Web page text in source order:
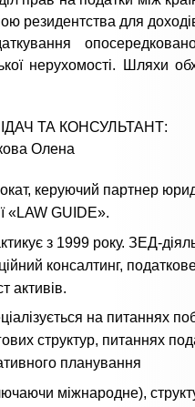
резидентства для
нерухомості. Шляхи
ТА КОНСУЛЬТАНТ:
Олена
керуючий партнер
«LAW GUIDE».
з 1999 року. ЗЕД-
консалтинг,
активів.
на питаннях
структур, питаннях
планування
міжнародне),